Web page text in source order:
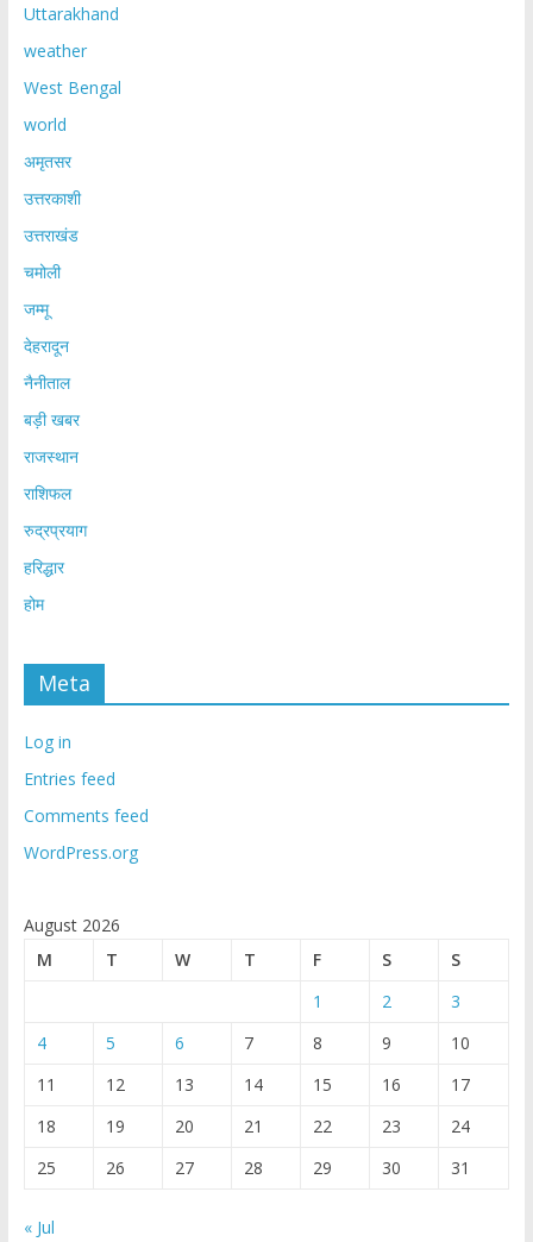
Uttarakhand
weather
West Bengal
world
अमृतसर
उत्तरकाशी
उत्तराखंड
चमोली
जम्मू
देहरादून
नैनीताल
बड़ी खबर
राजस्थान
राशिफल
रुद्रप्रयाग
हरिद्धार
होम
Meta
Log in
Entries feed
Comments feed
WordPress.org
August 2026
M
T W T F S
S
1
2
3
4
5 6 7 8 9
10
11
12 13 14 15 16
17
18
19 20 21 22 23
24
25
26 27 28 29 30 31
« Jul